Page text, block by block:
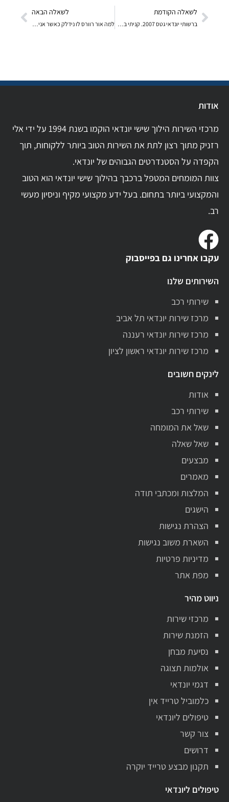
לשאלה הקודמת לשאלה הבאה
אודות
מרכזי השירות הילוך שישי יונדאי הוקמו בשנת 1994 על ידי אלי
רזניק מתוך רצון לתת את השירות הטוב ביותר ללקוחות, תוך
הקפדה על הסטנדרטים הגבוהים של יונדאי.
צוות המומחים המטפל ברכבך בהילוך שישי יונדאי הוא הטוב
והמקצועי ביותר בתחום. בעל ידע מקצועי מקיף וניסיון מעשי
רב.
עקבו אחרינו גם בפייסבוק
השירותים שלנו
שירותי רכב
מרכז שירות יונדאי תל אביב
מרכז שירות יונדאי רעננה
מרכז שירות יונדאי ראשון לציון
לינקים חשובים
אודות
שירותי רכב
שאל את המומחה
שאל שאלה
מבצעים
מאמרים
המלצות ומכתבי תודה
הישגים
הצהרת נגישות
השארת משוב נגישות
מדיניות פרטיות
מפת אתר
ניווט מהיר
מרכזי שירות
הזמנת שירות
נסיעת מבחן
אולמות תצוגה
דגמי יונדאי
כלמוביל טרייד אין
טיפולים ליונדאי
צור קשר
דרושים
תקנון מבצע טרייד יוקרה
טיפולים ליונדאי